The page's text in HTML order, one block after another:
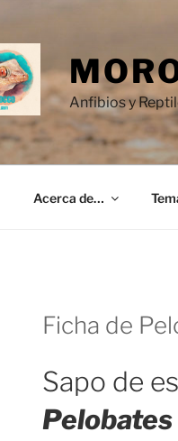
Anfibios y
Acerca de…
Ficha de
Sapo de